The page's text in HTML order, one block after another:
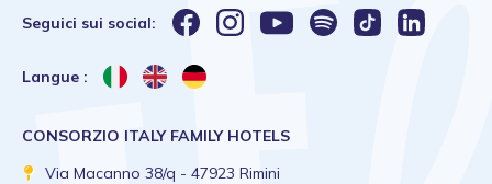
Seguici sui social:
Langue :
CONSORZIO ITALY FAMILY HOTELS
Via Macanno 38/q - 47923 Rimini